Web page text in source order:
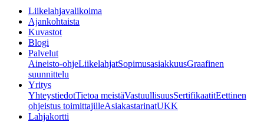
Liikelahjavalikoima
Ajankohtaista
Kuvastot
Blogi
Palvelut
Aineisto-ohjeLiikelahjatSopimusasiakkuusGraafinen
suunnittelu
Yritys
YhteystiedotTietoa meistäVastuullisuusSertifikaatitEettinen
ohjeistus toimittajilleAsiakastarinatUKK
Lahjakortti